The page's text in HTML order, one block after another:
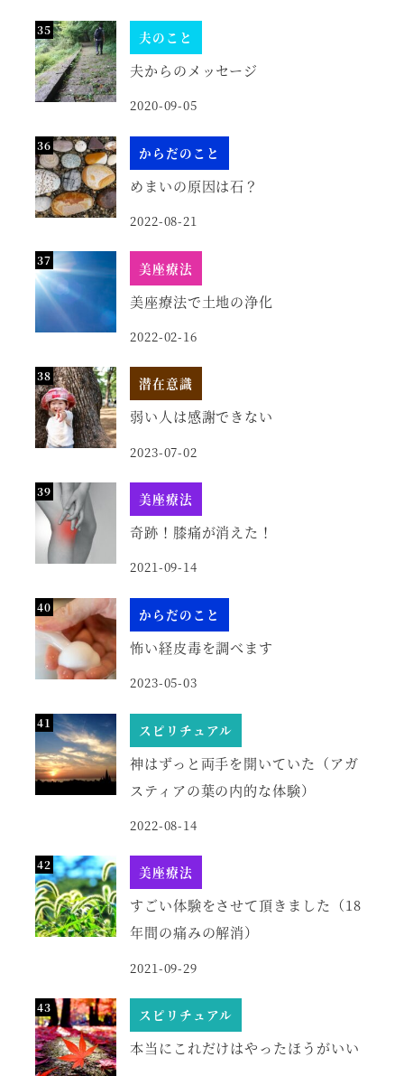
夫のこと
夫からのメッセージ
2020-09-05
からだのこと
めまいの原因は石？
2022-08-21
美座療法
美座療法で土地の浄化
2022-02-16
潜在意識
弱い人は感謝できない
2023-07-02
美座療法
奇跡！膝痛が消えた！
2021-09-14
からだのこと
怖い経皮毒を調べます
2023-05-03
スピリチュアル
神はずっと両手を開いていた（アガ
スティアの葉の内的な体験）
2022-08-14
美座療法
すごい体験をさせて頂きました（18
年間の痛みの解消）
2021-09-29
スピリチュアル
本当にこれだけはやったほうがいい